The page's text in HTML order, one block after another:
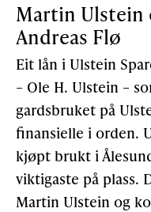
Martin Ulstein
Andreas Flø
Eit lån i Ulstein
– Ole H. Ulstein –
gardsbruket på
finansielle i orden.
kjøpt brukt i
viktigaste på plass.
Martin Ulstein og